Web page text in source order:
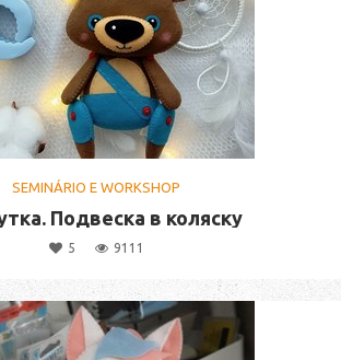
SEMINÁRIO E WORKSHOP
Подвеска в коляску
5 9111